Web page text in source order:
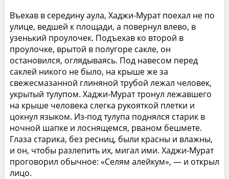
Въехав в середину аула, Хаджи-Мурат поехал не по
улице, ведшей к площади, а повернул влево, в
узенький проулочек. Подъехав ко второй в
проулочке, врытой в полугоре сакле, он
остановился, оглядываясь. Под навесом перед
саклей никого не было, на крыше же за
свежесмазанной глиняной трубой лежал человек,
укрытый тулупом. Хаджи-Мурат тронул лежавшего
на крыше человека слегка рукояткой плетки и
цокнул языком. Из-под тулупа поднялся старик в
ночной шапке и лоснящемся, рваном бешмете.
Глаза старика, без ресниц, были красны и влажны,
и он, чтобы разлепить их, мигал ими. Хаджи-Мурат
проговорил обычное: «Селям алейкум», — и открыл
лицо.